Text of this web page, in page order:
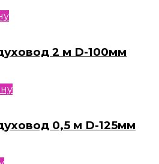
2 м D-100мм
0,5 м D-125мм